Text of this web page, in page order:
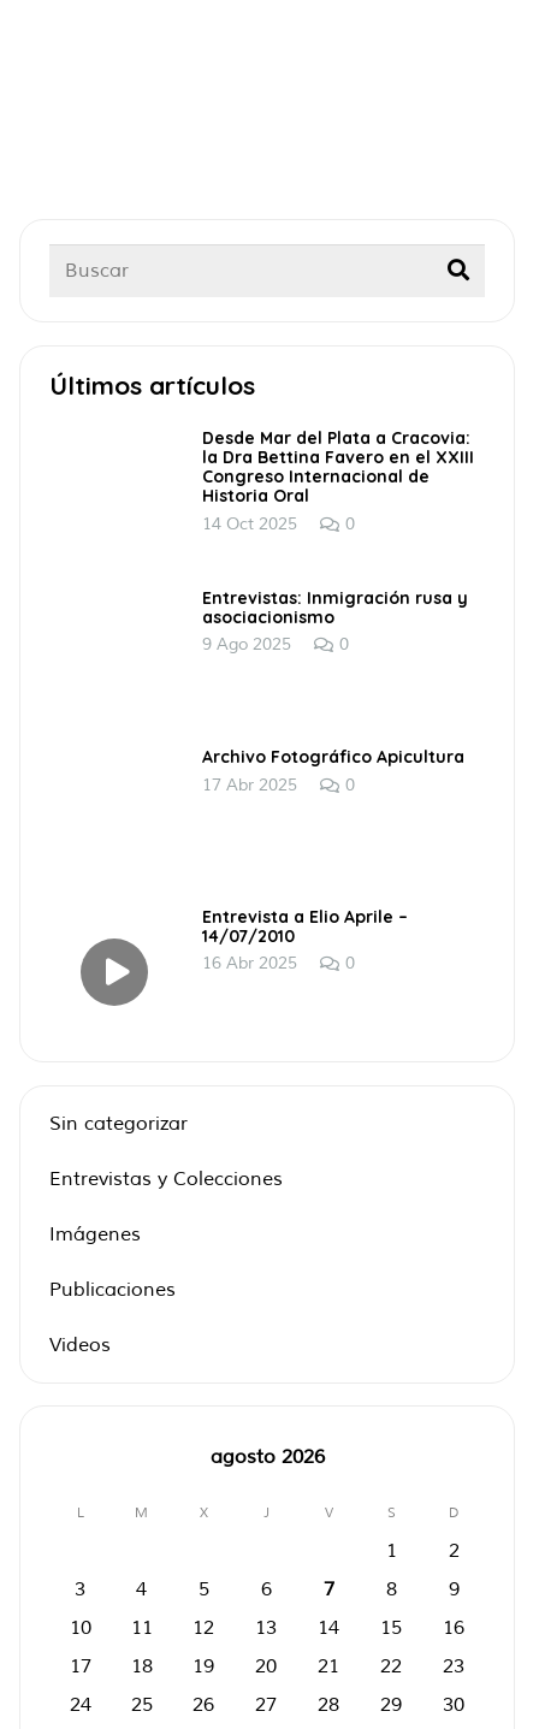
Últimos artículos
Desde Mar del Plata a Cracovia:
la Dra Bettina Favero en el XXIII
Congreso Internacional de
Historia Oral
14 Oct 2025 0
Entrevistas: Inmigración rusa y
asociacionismo
9 Ago 2025 0
Archivo Fotográfico Apicultura
17 Abr 2025 0
Entrevista a Elio Aprile –
14/07/2010
16 Abr 2025 0
Sin categorizar
Entrevistas y Colecciones
Imágenes
Publicaciones
Videos
agosto 2026
L M X J V S D
1
2
3
4 5 6 7 8
9
10
11 12 13 14 15
16
17
18 19 20 21 22
23
24
25 26 27 28 29
30